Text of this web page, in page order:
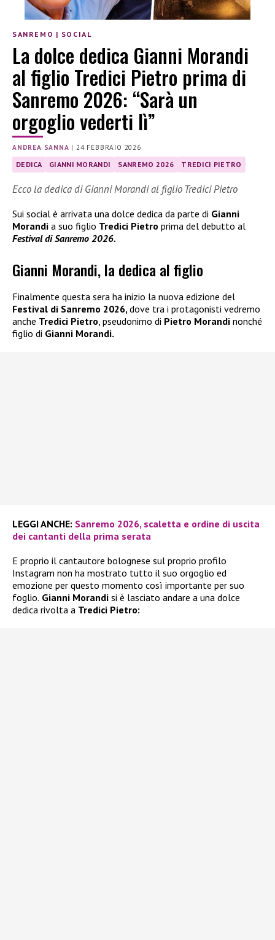
SANREMO | SOCIAL
La dolce dedica Gianni Morandi
al figlio Tredici Pietro prima di
Sanremo 2026: “Sarà un
orgoglio vederti lì”
ANDREA SANNA |24 FEBBRAIO 2026
DEDICA GIANNI MORANDI SANREMO 2026 TREDICI PIETRO
Ecco la dedica di Gianni Morandi al figlio Tredici Pietro
Sui social è arrivata una dolce dedica da parte di Gianni
Morandi a suo figlio Tredici Pietro prima del debutto al
Festival di Sanremo 2026.
Gianni Morandi, la dedica al figlio
Finalmente questa sera ha inizio la nuova edizione del
Festival di Sanremo 2026, dove tra i protagonisti vedremo
anche Tredici Pietro , pseudonimo di Pietro Morandi nonché
figlio di Gianni Morandi.
LEGGI ANCHE: Sanremo 2026, scaletta e ordine di uscita
dei cantanti della prima serata
E proprio il cantautore bolognese sul proprio profilo
Instagram non ha mostrato tutto il suo orgoglio ed
emozione per questo momento così importante per suo
foglio. Gianni Morandi si è lasciato andare a una dolce
dedica rivolta a Tredici Pietro: